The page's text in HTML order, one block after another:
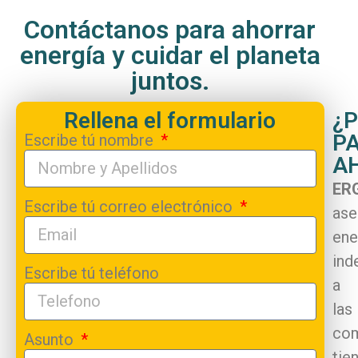
Contáctanos para ahorrar
energía y cuidar el planeta
juntos.
Rellena el formulario
Escribe tú nombre
Escribe tú correo electrónico
Escribe tú teléfono
Asunto
a
las